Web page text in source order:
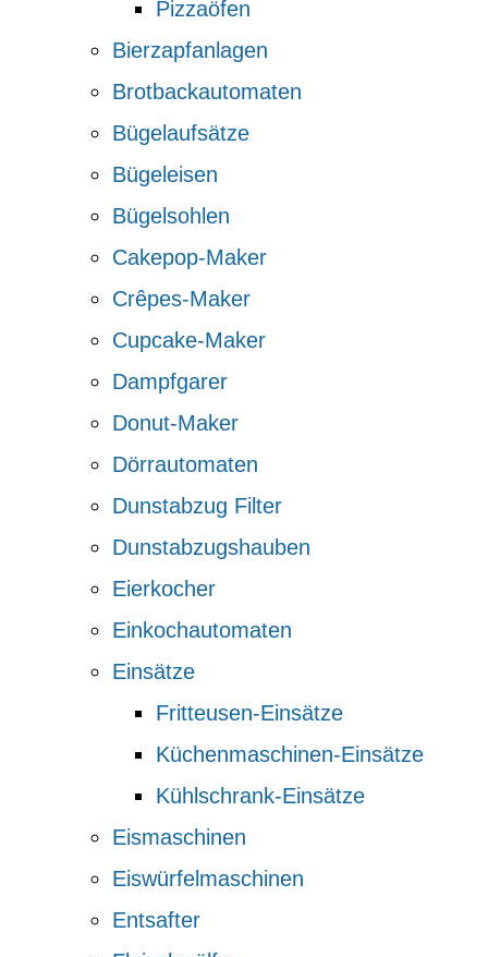
Pizzaöfen
Bierzapfanlagen
Brotbackautomaten
Bügelaufsätze
Bügeleisen
Bügelsohlen
Cakepop-Maker
Crêpes-Maker
Cupcake-Maker
Dampfgarer
Donut-Maker
Dörrautomaten
Dunstabzug Filter
Dunstabzugshauben
Eierkocher
Einkochautomaten
Einsätze
Fritteusen-Einsätze
Küchenmaschinen-Einsätze
Kühlschrank-Einsätze
Eismaschinen
Eiswürfelmaschinen
Entsafter